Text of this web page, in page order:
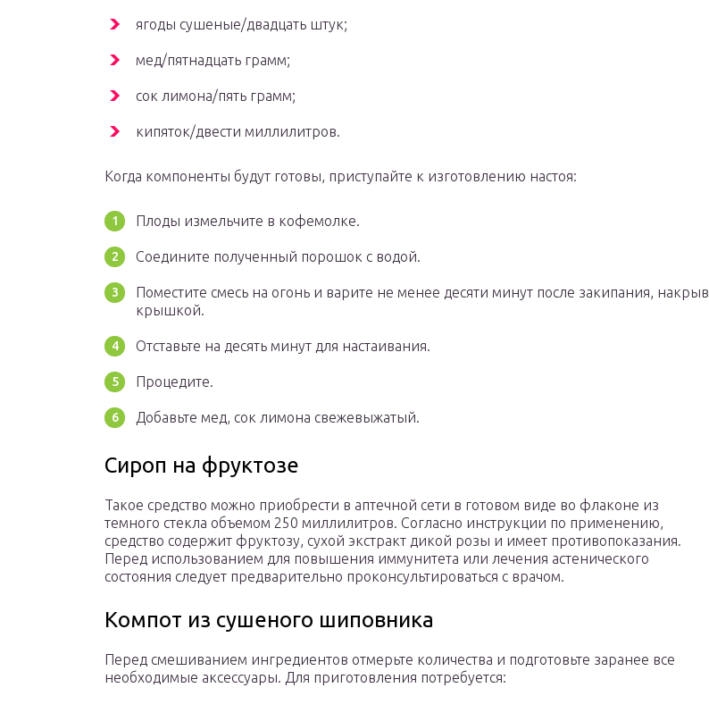
ягоды сушеные/двадцать штук;
мед/пятнадцать грамм;
сок лимона/пять грамм;
кипяток/двести миллилитров.
Когда компоненты будут готовы, приступайте к изготовлению настоя:
Плоды измельчите в кофемолке.
Соедините полученный порошок с водой.
Поместите смесь на огонь и варите не менее десяти минут после закипания, накрыв
крышкой.
Отставьте на десять минут для настаивания.
Процедите.
Добавьте мед, сок лимона свежевыжатый.
Сироп на фруктозе
Такое средство можно приобрести в аптечной сети в готовом виде во флаконе из
темного стекла объемом 250 миллилитров. Согласно инструкции по применению,
средство содержит фруктозу, сухой экстракт дикой розы и имеет противопоказания.
Перед использованием для повышения иммунитета или лечения астенического
состояния следует предварительно проконсультироваться с врачом.
Компот из сушеного шиповника
Перед смешиванием ингредиентов отмерьте количества и подготовьте заранее все
необходимые аксессуары. Для приготовления потребуется: